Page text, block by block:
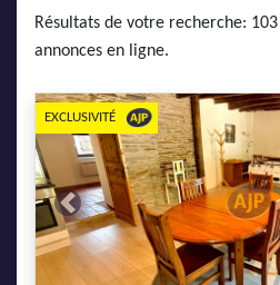
IMMOBILIER NEUF
ENTREPRISES
DEVENIR FRANCHISÉ
AJP Recrute
AJP Actualités
Résultats de votre recherche: 103
annonces en ligne.
Previous
EXCLUSIVITÉ